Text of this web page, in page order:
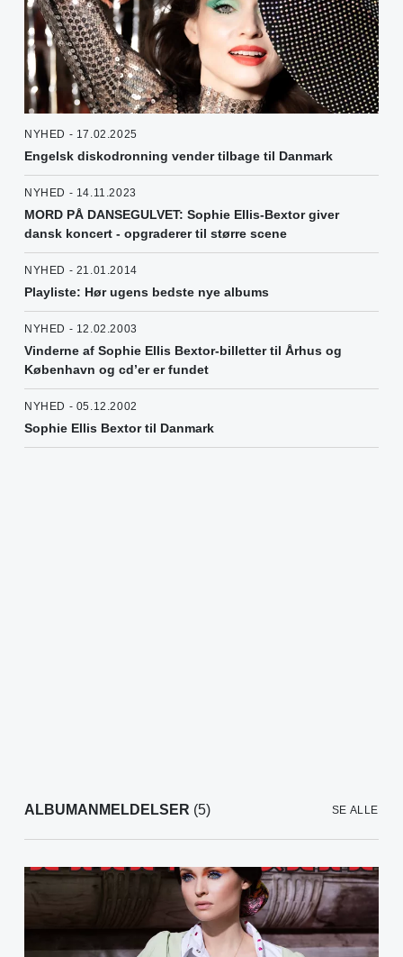
NYHED - 17.02.2025
Engelsk diskodronning vender tilbage til Danmark
NYHED - 14.11.2023
MORD PÅ DANSEGULVET: Sophie Ellis-Bextor giver
dansk koncert - opgraderer til større scene
NYHED - 21.01.2014
Playliste: Hør ugens bedste nye albums
NYHED - 12.02.2003
Vinderne af Sophie Ellis Bextor-billetter til Århus og
København og cd’er er fundet
NYHED - 05.12.2002
Sophie Ellis Bextor til Danmark
ALBUMANMELDELSER (5) SE ALLE